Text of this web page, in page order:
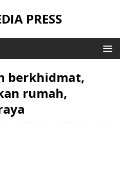
PRESS
berkhidmat,
rumah,